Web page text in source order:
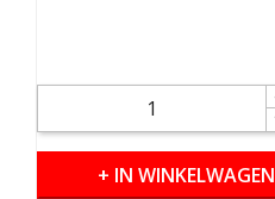
+ IN WINKELWAGEN